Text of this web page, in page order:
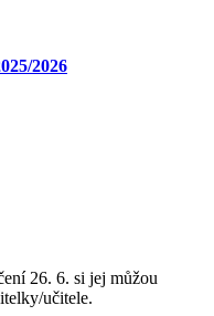
2026
26. 6. si jej můžou
učitele.